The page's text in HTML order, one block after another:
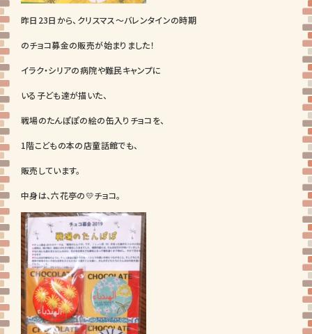
昨日23日から、クリスマス～バレンタインの時期
のチョコ募金の販売が始まりました！
イラク・シリアの病院や難民キャンプに
いる子ども達が描いた、
戦場のたんぽぽの絵の缶入りチョコを、
1階こどもの本の店童話館でも、
販売しています。
中身は、六花亭の💛チョコ。